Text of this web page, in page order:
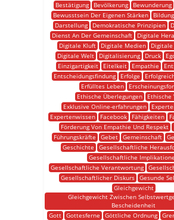
Bestätigung
Bevölkerung Bewunderung
Bewusstsein Der Eigenen Stärken
Bildung
Darstellung
Demokratische Prinzipien
Dienst An Der Gemeinschaft
Digitale
Digitale Kluft
Digitale Medien
Digitale Welt
Digitalisierung Druck
Einzigartigkeit
Eitelkeit Empathie
Entscheidungsfindung
Erfolge
Erfülltes Leben
Ethische Überlegungen
Ethische
Exklusive Online-erfahrungen
Expertenwissen
Facebook Fähigkeiten
Förderung Von Empathie Und Respekt
Führungskräfte
Gebet Gemeinschaft
Geschichte
Gesellschaftliche
Gesellschaftliche
Gesellschaftliche Verantwortung
Gesellschaftlicher Diskurs Gesunde
Gleichgewicht
Gleichgewicht Zwischen
Bescheidenheit
Gott
Gottesferne Göttliche Ordnung